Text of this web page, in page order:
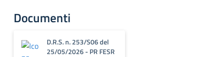
Documenti
D.R.S. n. 253/S06 del
25/05/2026 - PR FESR